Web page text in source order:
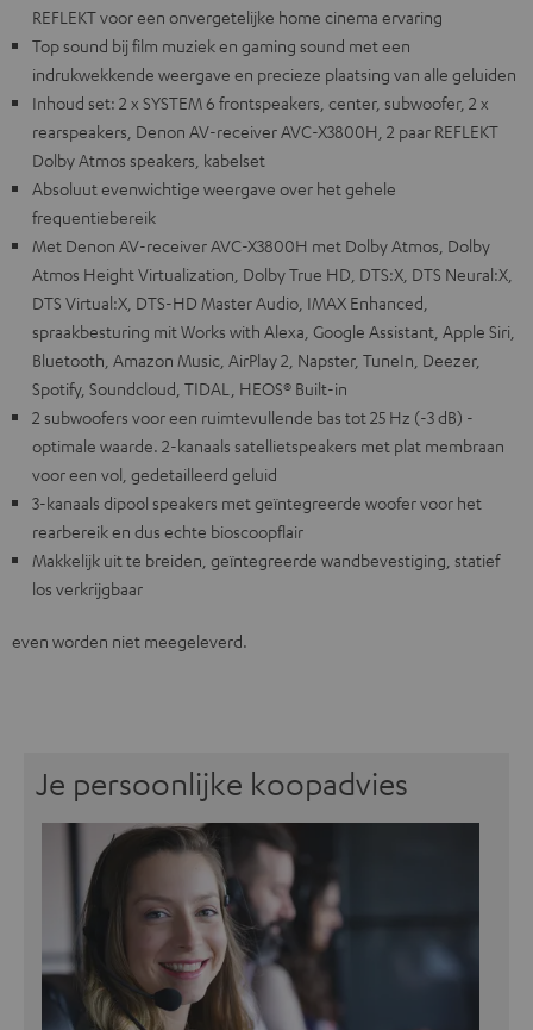
REFLEKT voor een onvergetelijke home cinema ervaring
Top sound bij film muziek en gaming sound met een
indrukwekkende weergave en precieze plaatsing van alle geluiden
Inhoud set: 2 x SYSTEM 6 frontspeakers, center, subwoofer, 2 x
rearspeakers, Denon AV-receiver AVC-X3800H, 2 paar REFLEKT
Dolby Atmos speakers, kabelset
Absoluut evenwichtige weergave over het gehele
frequentiebereik
Met Denon AV-receiver AVC-X3800H met Dolby Atmos, Dolby
Atmos Height Virtualization, Dolby True HD, DTS:X, DTS Neural:X,
DTS Virtual:X, DTS-HD Master Audio, IMAX Enhanced,
spraakbesturing mit Works with Alexa, Google Assistant, Apple Siri,
Bluetooth, Amazon Music, AirPlay 2, Napster, TuneIn, Deezer,
Spotify, Soundcloud, TIDAL, HEOS® Built-in
2 subwoofers voor een ruimtevullende bas tot 25 Hz (-3 dB) -
optimale waarde. 2-kanaals satellietspeakers met plat membraan
voor een vol, gedetailleerd geluid
3-kanaals dipool speakers met geïntegreerde woofer voor het
rearbereik en dus echte bioscoopflair
Makkelijk uit te breiden, geïntegreerde wandbevestiging, statief
los verkrijgbaar
even worden niet meegeleverd.
Je persoonlijke koopadvies